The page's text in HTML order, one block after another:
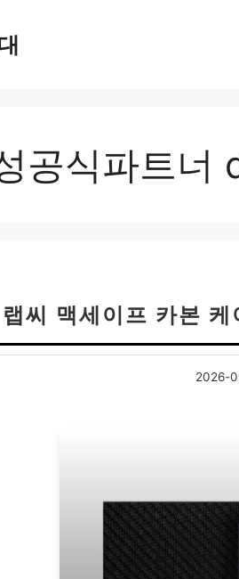
공식파트너
랩씨 맥세이프 카본
2026-